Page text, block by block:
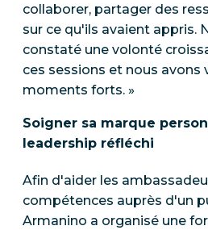
collaborer, partager des
sur ce qu'ils avaient appris.
constaté une volonté
ces sessions et nous avons
moments forts. »
Soigner sa marque
leadership réfléchi
Afin d'aider les
compétences auprès d'un
Armanino a organisé une